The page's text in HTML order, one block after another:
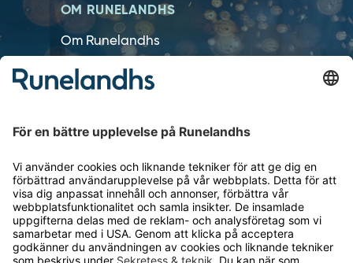
OM RUNELANDHS
Om Runelandhs
Köpvillkor
Lediga jobb
Kvalitets- och miljöpolicy
Läsvärt
TELEFON